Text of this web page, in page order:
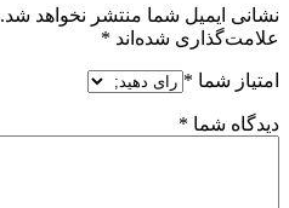
نشانی ایمیل شما منتشر نخواهد شد.
علامت‌گذاری شده‌اند *
امتیاز شما *
دیدگاه شما *